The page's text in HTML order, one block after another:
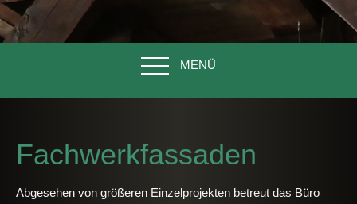
MENÜ
Fachwerkfassaden
Abgesehen von größeren Einzelprojekten betreut das Büro